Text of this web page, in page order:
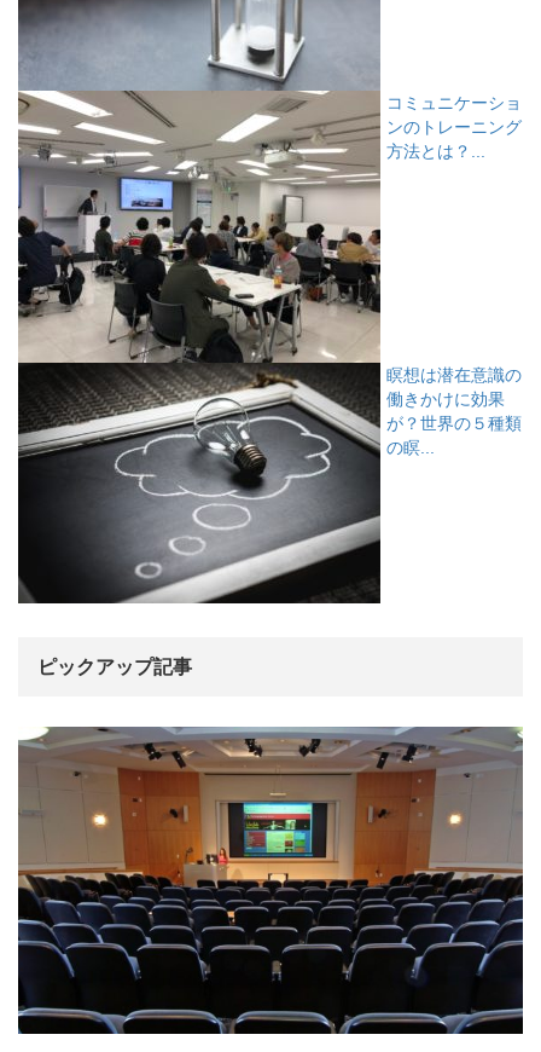
コミュニケーショ
ンのトレーニング
方法とは？...
瞑想は潜在意識の
働きかけに効果
が？世界の５種類
の瞑...
ピックアップ記事